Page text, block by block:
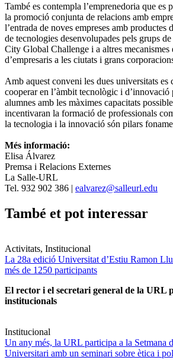
També es contempla l’emprenedoria que es
la promoció conjunta de relacions amb
l’entrada de noves empreses amb productes
de tecnologies desenvolupades pels grups
City Global Challenge i a altres mecanismes
d’empresaris a les ciutats i grans
Amb aquest conveni les dues universitats es
cooperar en l’àmbit tecnològic i d’innovació
alumnes amb les màximes capacitats
incentivaran la formació de professionals
la tecnologia i la innovació són pilars
Més informació:
Elisa Álvarez
Premsa i Relacions Externes
La Salle-URL
Tel. 932 902 386 | ealvarez@salleurl.edu
També et pot interessar
Activitats, Institucional
La 28a edició Universitat d’Estiu Ramon
més de 1250 participants
El rector i el secretari general de la URL
institucionals
Institucional
Un any més, la URL participa a la Setmana
Universitari amb un seminari sobre ètica i